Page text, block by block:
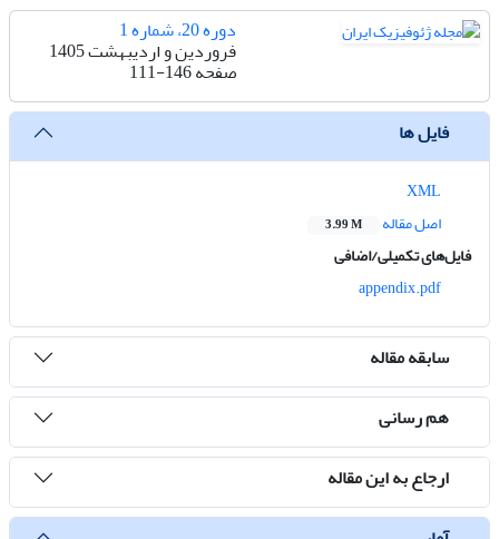
دوره 20، شماره 1
فروردین و اردیبهشت 1405
صفحه111-146
فایل ها
اصل مقاله
3.99 M
فایل‌های تکمیلی/اضافی
appendix.pdf
سابقه مقاله
هم رسانی
ارجاع به این مقاله